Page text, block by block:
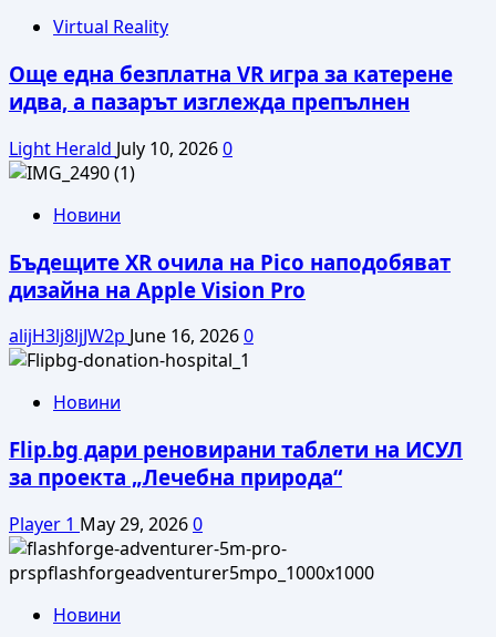
Virtual Reality
Още една безплатна VR игра за катерене
идва, а пазарът изглежда препълнен
Light Herald July 10, 20260
Новини
Бъдещите XR очила на Pico наподобяват
дизайна на Apple Vision Pro
alijH3lj8ljJW2p June 16, 20260
Новини
Flip.bg дари реновирани таблети на ИСУЛ
за проекта „Лечебна природа“
Player 1 May 29, 20260
Новини